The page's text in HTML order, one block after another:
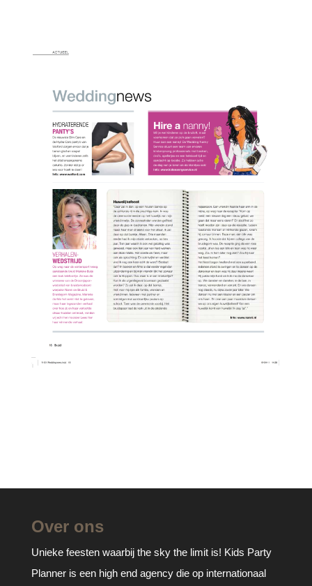
Over ons
Unieke feesten waarbij the sky the limit is! Kids Party
Planner is een high end agency die op internationaal